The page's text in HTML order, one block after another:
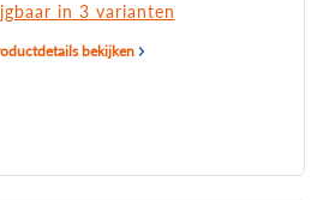
in 3 varianten
bekijken